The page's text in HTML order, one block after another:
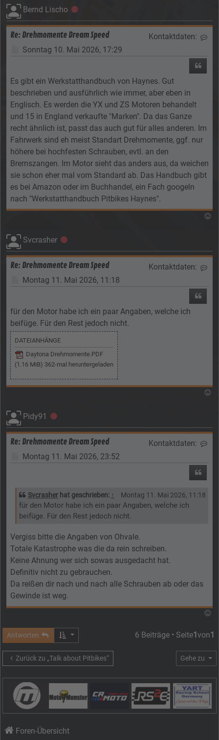
Bernd Lischo Offline
Re: Drehmomente Dream Speed Kontaktdaten:
Beitrag
Sonntag 10. Mai 2026, 17:29
Es gibt ein Werkstatthandbuch von Haynes. Gut
beschrieben und ausführlich wie immer, aber eben in
Englisch. Es werden die YX und ZS Motoren behandelt
und 15 in England verkaufte "Marken". Da das Ganze
recht ähnlich ist, passt das auch gut für alles anderen. Im
Fahrwerk sind eh meist Standart Drehmomente, ggf. nur
höhere bei hochfesten Schrauben, evtl. an den
Bremszangen. Im Motor sieht das anders aus, da weichen
sie schon eher mal vom Standard ab. Das Handbuch gibt
es bei Amazon oder im Buchhandel, ein Fach googeln
nach "Werkstatthandbuch Pitbikes Haynes".
Svcrasher Offline
Re: Drehmomente Dream Speed Kontaktdaten:
Beitrag
Montag 11. Mai 2026, 11:18
für den Motor habe ich ein paar Angaben, welche ich
beifüge. Für den Rest jedoch nicht.
DATEIANHÄNGE
Daytona Drehmomente.PDF
(1.16 MiB) 362-mal heruntergeladen
Pidy91 Offline
Re: Drehmomente Dream Speed Kontaktdaten:
Beitrag
Montag 11. Mai 2026, 23:52
Svcrasher hat geschrieben: ↑ Montag 11. Mai 2026, 11:18
für den Motor habe ich ein paar Angaben, welche ich
beifüge. Für den Rest jedoch nicht.
Vergiss bitte die Angaben von Ohvale.
Totale Katastrophe was die da rein schreiben.
Keine Ahnung wer sich sowas ausgedacht hat.
Definitiv nicht zu gebrauchen.
Da reißen dir nach und nach alle Schrauben ab oder das
Gewinde ist weg.
Antworten 6 Beiträge • Seite1 von1
Zurück zu „Talk about Pitbikes“ Gehe zu
Foren-Übersicht